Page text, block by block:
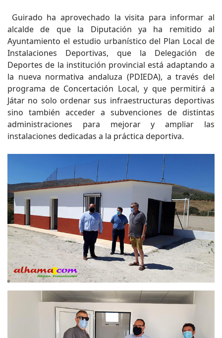
Guirado ha aprovechado la visita para informar al
alcalde de que la Diputación ya ha remitido al
Ayuntamiento el estudio urbanístico del Plan Local de
Instalaciones Deportivas, que la Delegación de
Deportes de la institución provincial está adaptando a
la nueva normativa andaluza (PDIEDA), a través del
programa de Concertación Local, y que permitirá a
Játar no solo ordenar sus infraestructuras deportivas
sino también acceder a subvenciones de distintas
administraciones para mejorar y ampliar las
instalaciones dedicadas a la práctica deportiva.